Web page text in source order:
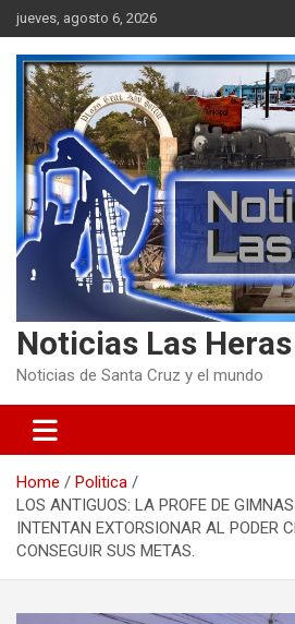
Skip
to
content
jueves, agosto 6, 2026
Noticias Las Heras
Noticias de Santa Cruz y el mundo
Home
Politica
LOS ANTIGUOS: LA PROFE DE
INTENTAN EXTORSIONAR AL PODER
CONSEGUIR SUS METAS.